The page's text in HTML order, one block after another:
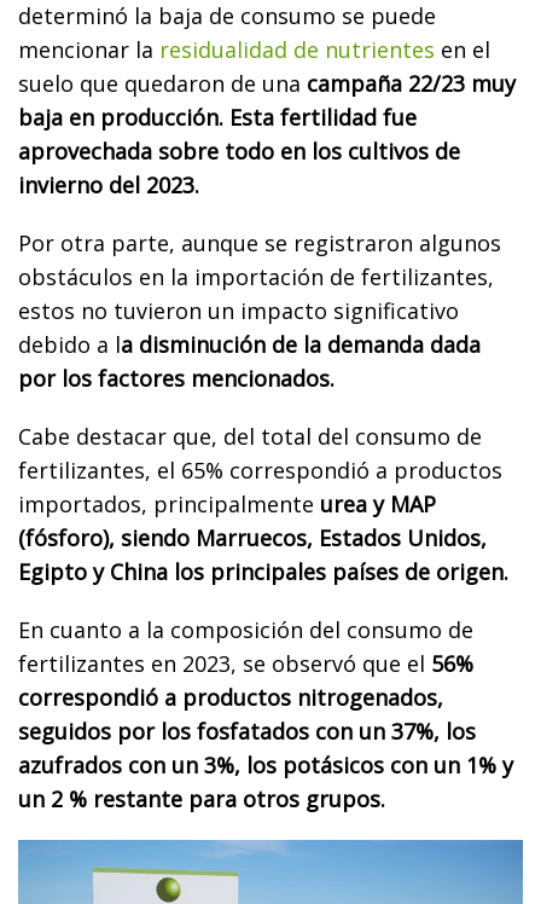
determinó la baja de consumo se puede
mencionar la residualidad de nutrientes en el
suelo que quedaron de una campaña 22/23 muy
baja en producción. Esta fertilidad fue
aprovechada sobre todo en los cultivos de
invierno del 2023.
Por otra parte, aunque se registraron algunos
obstáculos en la importación de fertilizantes,
estos no tuvieron un impacto significativo
debido a la disminución de la demanda dada
por los factores mencionados.
Cabe destacar que, del total del consumo de
fertilizantes, el 65% correspondió a productos
importados, principalmente urea y MAP
(fósforo), siendo Marruecos, Estados Unidos,
Egipto y China los principales países de origen.
En cuanto a la composición del consumo de
fertilizantes en 2023, se observó que el 56%
correspondió a productos nitrogenados,
seguidos por los fosfatados con un 37%, los
azufrados con un 3%, los potásicos con un 1% y
un 2 % restante para otros grupos.